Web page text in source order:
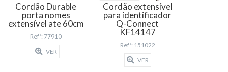
Cordão Durable
porta nomes
extensível ate 60cm
Refª: 77910
VER
Cordão extensível
para identificador
Q-Connect
KF14147
Refª: 151022
VER